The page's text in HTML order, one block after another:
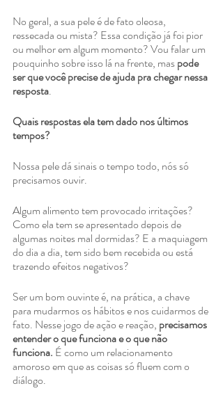
No geral, a sua pele é de fato oleosa,
ressecada ou mista? Essa condição já foi pior
ou melhor em algum momento? Vou falar um
pouquinho sobre isso lá na frente, mas pode
ser que você precise de ajuda pra chegar nessa
resposta.
Quais respostas ela tem dado nos últimos
tempos?
Nossa pele dá sinais o tempo todo, nós só
precisamos ouvir.
Algum alimento tem provocado irritações?
Como ela tem se apresentado depois de
algumas noites mal dormidas? E a maquiagem
do dia a dia, tem sido bem recebida ou está
trazendo efeitos negativos?
Ser um bom ouvinte é, na prática, a chave
para mudarmos os hábitos e nos cuidarmos de
fato. Nesse jogo de ação e reação, precisamos
entender o que funciona e o que não
funciona. É como um relacionamento
amoroso em que as coisas só fluem com o
diálogo.